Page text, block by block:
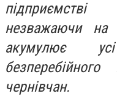
підприємстві
незважаючи на
акумулює
чернівчан.